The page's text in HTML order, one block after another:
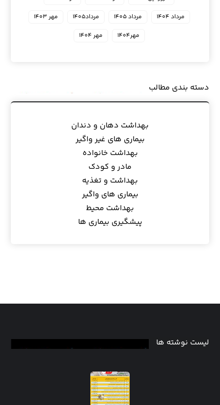
مرداد ۱۴۰۴
مرداد ۱۴۰۵ مرداد۱۴۰۵
مهر ۱۴۰۳
مهر۱۴۰۴
مهر ۱۴۰۴
دسته بندی مطالب
بهداشت دهان و دندان
بیماری های غیر واگیر
بهداشت خانواده
مادر و کودک
بهداشت و تغذیه
بیماری های واگیر
بهداشت محیط
پیشگیری بیماری ها
لیست نوشته ها